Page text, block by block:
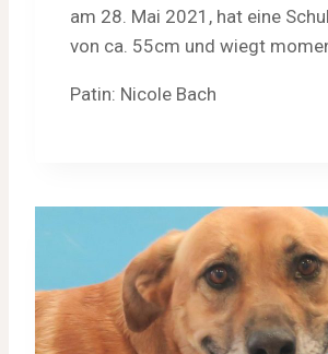
am 28. Mai 2021, hat eine
von ca. 55cm und wiegt
Patin: Nicole Bach